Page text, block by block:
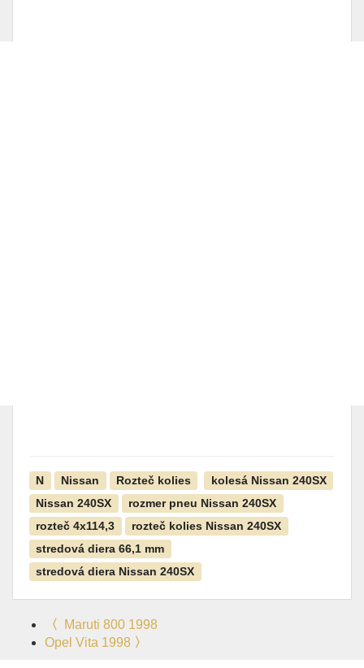
N Nissan Rozteč kolies
kolesá Nissan 240SX
Nissan 240SX
rozmer pneu Nissan 240SX
rozteč 4x114,3
rozteč kolies Nissan 240SX
stredová diera 66,1 mm
stredová diera Nissan 240SX
〈
Maruti 800 1998
Opel Vita 1998 〉